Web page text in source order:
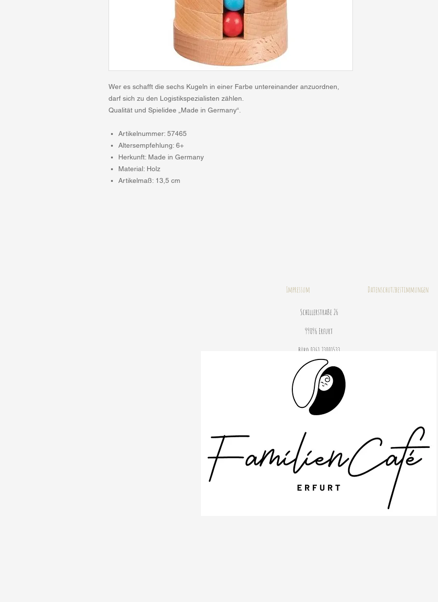
Wer es schafft die sechs Kugeln in einer Farbe untereinander anzuordnen,
darf sich zu den Logistikspezialisten zählen.
Qualität und Spielidee „Made in Germany“.
Artikelnummer: 57465
Altersempfehlung: 6+
Herkunft: Made in Germany
Material: Holz
Artikelmaß: 13,5 cm
Impressum Datenschutzbestimmungen
Schillerstraße 26
99096 Erfurt
Büro 0361 23001533
© 2020 by Janine Stahlhofen